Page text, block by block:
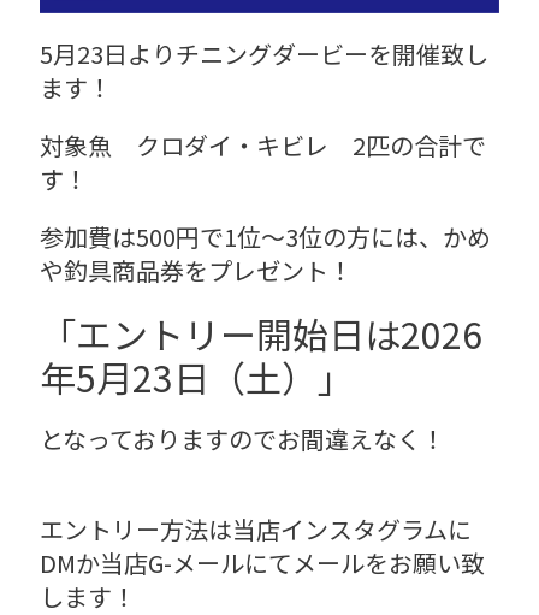
5月23日よりチニングダービーを開催致し
ます！
対象魚 クロダイ・キビレ 2匹の合計で
す！
参加費は500円で1位～3位の方には、かめ
や釣具商品券をプレゼント！
「エントリー開始日は2026
年5月23日（土）」
となっておりますのでお間違えなく！
エントリー方法は当店インスタグラムに
DMか当店G-メールにてメールをお願い致
します！